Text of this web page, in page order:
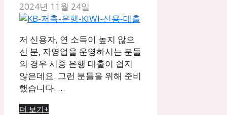
2024년 11월 24일
저 신용자, 연 소득이 높지 않으
신 분, 자영업을 운영하시는 분들
의 경우 시중 은행 대출이 쉽지
않은데요. 그런 분들을 위해 준비
했습니다. …
더 보기+